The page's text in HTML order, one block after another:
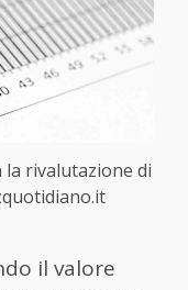
la rivalutazione di
il valore